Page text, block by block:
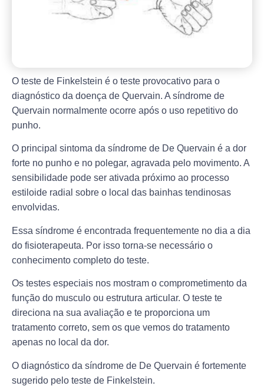
O teste de Finkelstein é o teste provocativo para o
diagnóstico da doença de Quervain. A síndrome de
Quervain normalmente ocorre após o uso repetitivo do
punho.
O principal sintoma da síndrome de De Quervain é a dor
forte no punho e no polegar, agravada pelo movimento. A
sensibilidade pode ser ativada próximo ao processo
estiloide radial sobre o local das bainhas tendinosas
envolvidas.
Essa síndrome é encontrada frequentemente no dia a dia
do fisioterapeuta. Por isso torna-se necessário o
conhecimento completo do teste.
Os testes especiais nos mostram o comprometimento da
função do musculo ou estrutura articular. O teste te
direciona na sua avaliação e te proporciona um
tratamento correto, sem os que vemos do tratamento
apenas no local da dor.
O diagnóstico da síndrome de De Quervain é fortemente
sugerido pelo teste de Finkelstein.